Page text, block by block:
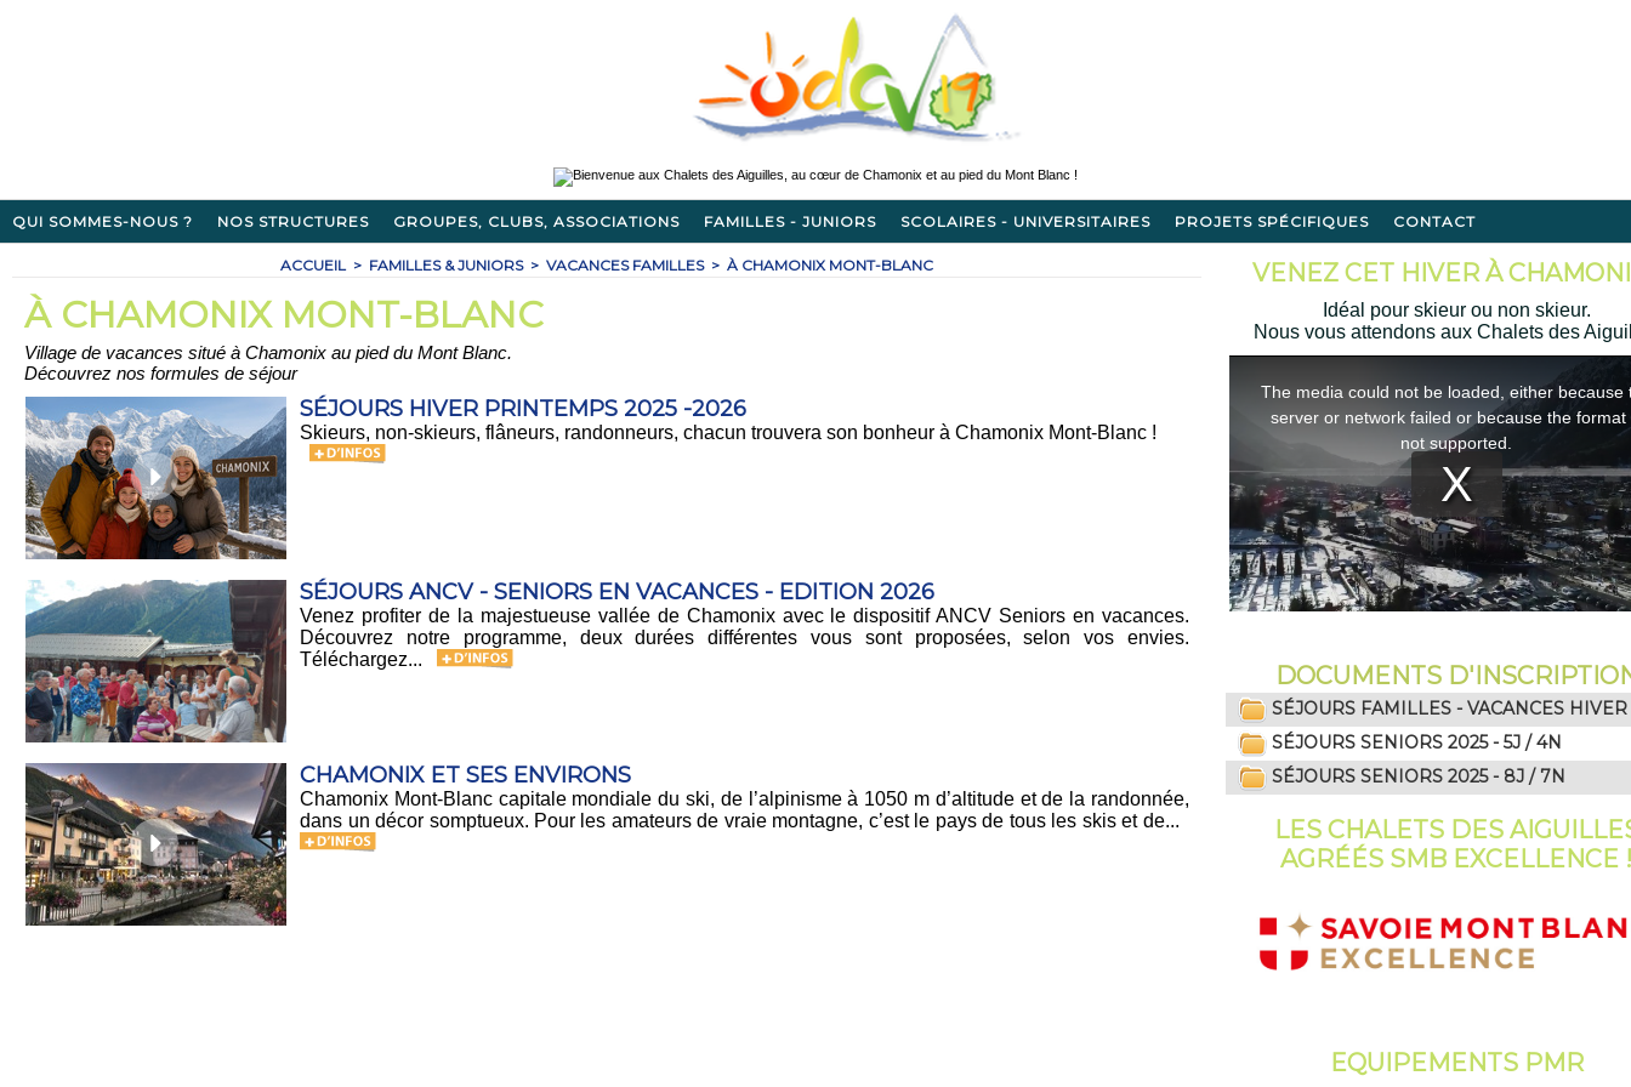
QUI SOMMES-NOUS ? NOS STRUCTURES GROUPES, CLUBS, ASSOCIATIONS FAMILLES - JUNIORS SCOLAIRES - UNIVERSITAIRES PROJETS SPÉCIFIQUES CONTACT
ACCUEIL > FAMILLES & JUNIORS > VACANCES FAMILLES > À CHAMONIX MONT-BLANC
À CHAMONIX MONT-BLANC
Village de vacances situé à Chamonix au pied du Mont Blanc.
Découvrez nos formules de séjour
SÉJOURS HIVER PRINTEMPS 2025 -2026
Skieurs, non-skieurs, flâneurs, randonneurs, chacun trouvera son bonheur à Chamonix Mont-Blanc !
SÉJOURS ANCV - SENIORS EN VACANCES - EDITION 2026
Venez profiter de la majestueuse vallée de Chamonix avec le dispositif ANCV Seniors en vacances.
Découvrez notre programme, deux durées différentes vous sont proposées, selon vos envies.
Téléchargez...
CHAMONIX ET SES ENVIRONS
Chamonix Mont-Blanc capitale mondiale du ski, de l’alpinisme à 1050 m d’altitude et de la randonnée,
dans un décor somptueux. Pour les amateurs de vraie montagne, c’est le pays de tous les skis et de...
VENEZ CET HIVER À
Idéal pour skieur ou non skieur.
Nous vous attendons aux Chalets des
DOCUMENTS
SÉJOURS FAMILLES - VACANCES HIVER
SÉJOURS SENIORS 2025 - 5J / 4N
SÉJOURS SENIORS 2025 - 8J / 7N
LES CHALETS DES
AGRÉÉS SMB EXCELLENCE
EQUIPEMENTS PMR